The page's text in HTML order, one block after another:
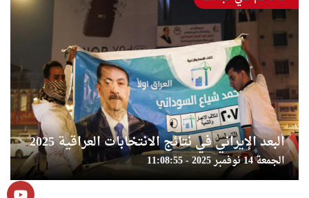
البعد الإيراني في نتائج الانتخابات العراقية 2025
الجمعة 14 نوفمبر 2025 - 11:08:55